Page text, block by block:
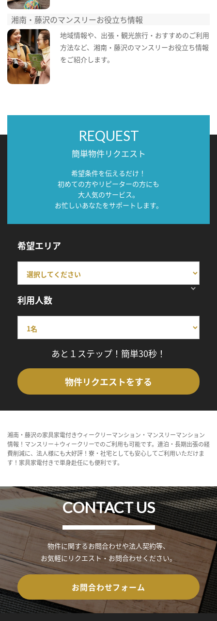
湘南・藤沢のマンスリーお役立ち情報
地域情報や、出張・観光旅行・おすすめのご利用
方法など、湘南・藤沢のマンスリーお役立ち情報
をご紹介します。
REQUEST
簡単物件リクエスト
希望条件を伝えるだけ！
初めての方やリピーターの方にも
大人気のサービス。
お忙しいあなたをサポートします。
希望エリア
利用人数
あと１ステップ！簡単30秒！
物件リクエストをする
湘南・藤沢の家具家電付きウィークリーマンション・マンスリーマンション
情報！マンスリー＋ウィークリーでのご利用も可能です。連泊・長期出張の経
費削減に、法人様にも大好評！寮・社宅としても安心してご利用いただけま
す！家具家電付きで単身赴任にも便利です。
CONTACT US
物件に関するお問合わせや法人契約等、
お気軽にリクエスト・お問合わせください。
お問合わせフォーム